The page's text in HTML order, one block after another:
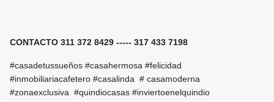
CONTACTO 311 372 8429 ----- 317 433 7198
#casadetussueños #casahermosa #felicidad
#inmobiliariacafetero #casalinda # casamoderna
#zonaexclusiva #quindiocasas #inviertoenelquindio